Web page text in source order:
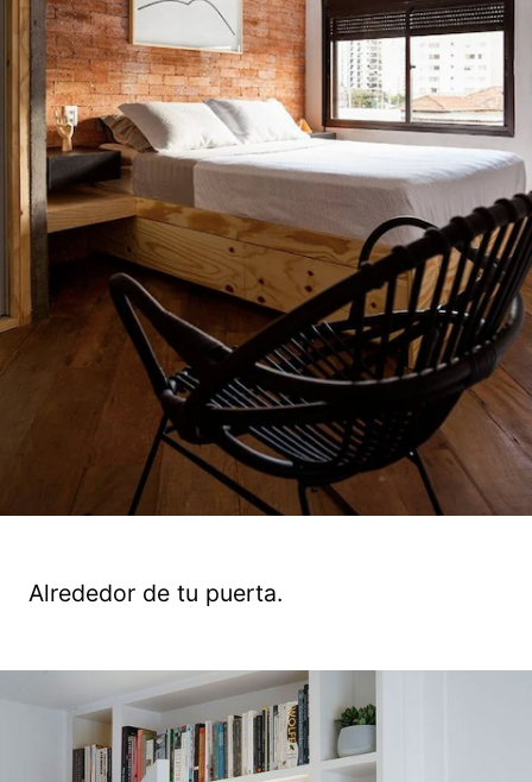
Alrededor de tu puerta.